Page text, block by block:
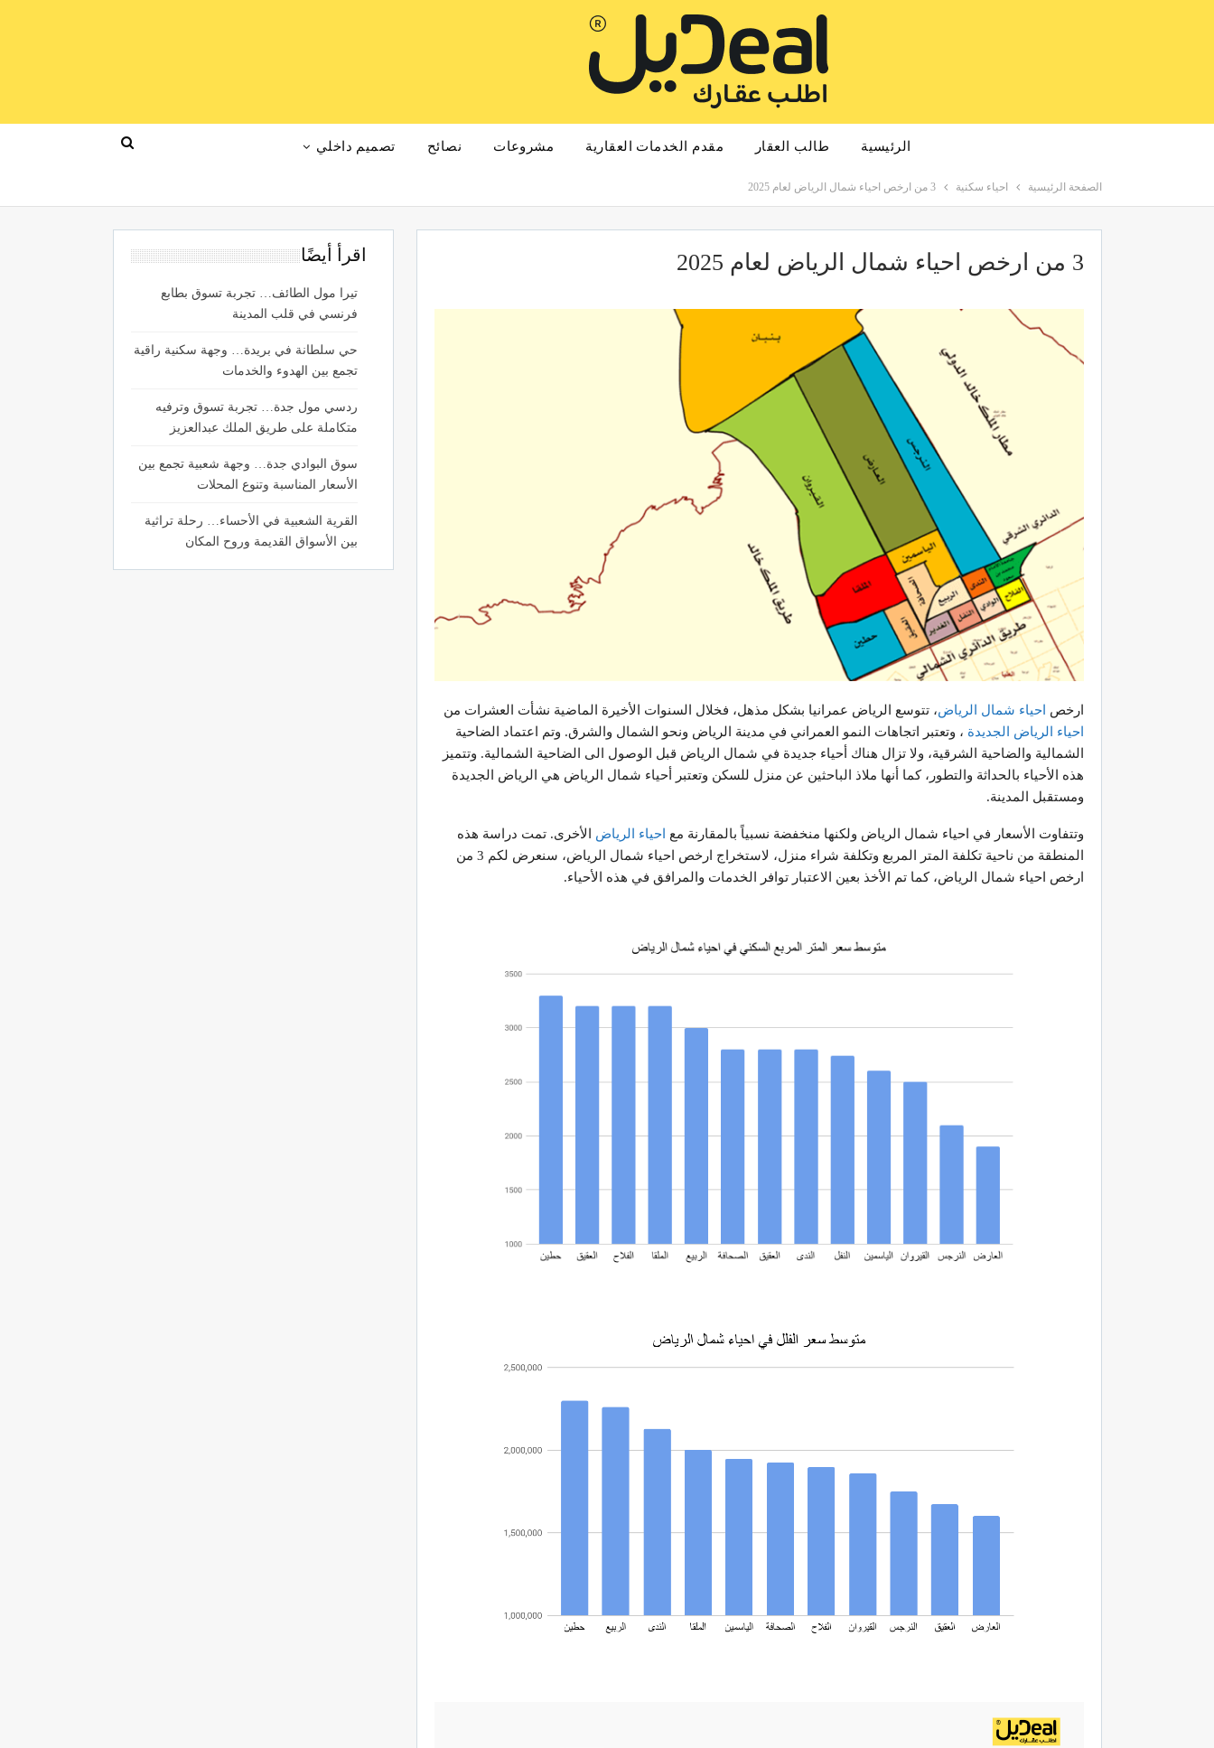
الرئيسية طالب العقار مقدم الخدمات العقارية مشروعات نصائح تصميم داخلي
الصفحة الرئيسية احياء سكنية 3 من ارخص احياء شمال الرياض لعام 2025
3 من ارخص احياء شمال الرياض لعام 2025
ارخص احياء شمال الرياض، تتوسع الرياض عمرانيا بشكل مذهل، فخلال السنوات الأخيرة الماضية نشأت العشرات من
احياء الرياض الجديدة ، وتعتبر اتجاهات النمو العمراني في مدينة الرياض ونحو الشمال والشرق. وتم اعتماد الضاحية
الشمالية والضاحية الشرقية، ولا تزال هناك أحياء جديدة في شمال الرياض قبل الوصول الى الضاحية الشمالية. وتتميز
هذه الأحياء بالحداثة والتطور، كما أنها ملاذ الباحثين عن منزل للسكن وتعتبر أحياء شمال الرياض هي الرياض الجديدة
ومستقبل المدينة.
وتتفاوت الأسعار في احياء شمال الرياض ولكنها منخفضة نسبياً بالمقارنة مع احياء الرياض الأخرى. تمت دراسة هذه
المنطقة من ناحية تكلفة المتر المربع وتكلفة شراء منزل، لاستخراج ارخص احياء شمال الرياض، سنعرض لكم 3 من
ارخص احياء شمال الرياض، كما تم الأخذ بعين الاعتبار توافر الخدمات والمرافق في هذه الأحياء.
اقرأ أيضًا
تيرا مول الطائف… تجربة تسوق بطابع
فرنسي في قلب المدينة
حي سلطانة في بريدة… وجهة سكنية راقية
تجمع بين الهدوء والخدمات
ردسي مول جدة… تجربة تسوق وترفيه
متكاملة على طريق الملك عبدالعزيز
سوق البوادي جدة… وجهة شعبية تجمع بين
الأسعار المناسبة وتنوع المحلات
القرية الشعبية في الأحساء… رحلة تراثية
بين الأسواق القديمة وروح المكان